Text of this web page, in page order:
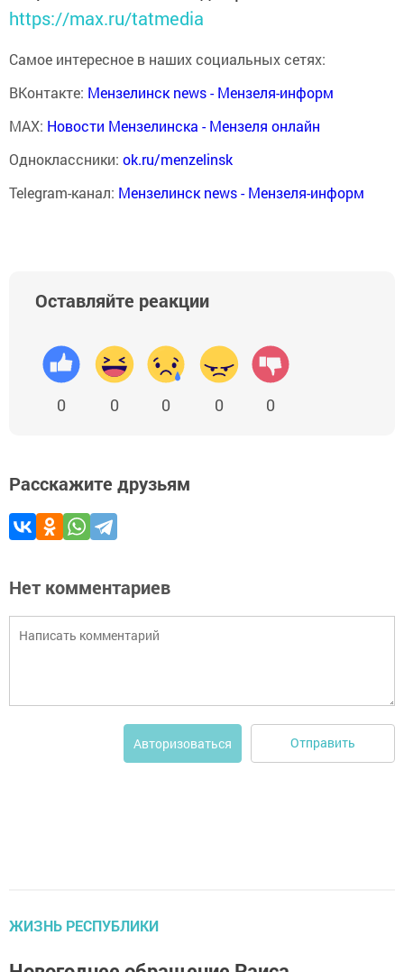
https://max.ru/tatmedia
Самое интересное в наших социальных сетях:
ВКонтакте: Мензелинск news - Мензеля-информ
MAX: Новости Мензелинска - Мензеля онлайн
Одноклассники: ok.ru/menzelinsk
Telegram-канал: Мензелинск news - Мензеля-информ
Оставляйте реакции
0 0 0 0 0
Расскажите друзьям
Нет комментариев
Авторизоваться Отправить
ЖИЗНЬ РЕСПУБЛИКИ